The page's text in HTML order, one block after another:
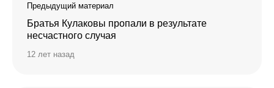
Предыдущий материал
Братья Кулаковы пропали в результате
несчастного случая
12 лет назад